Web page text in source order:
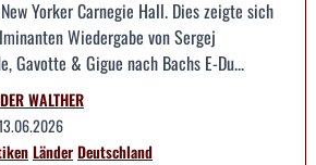
Yorker Carnegie Hall. Dies zeigte sich
Wiedergabe von Sergej
Gavotte & Gigue nach Bachs E-Du...
WALTHER
LänderDeutschland